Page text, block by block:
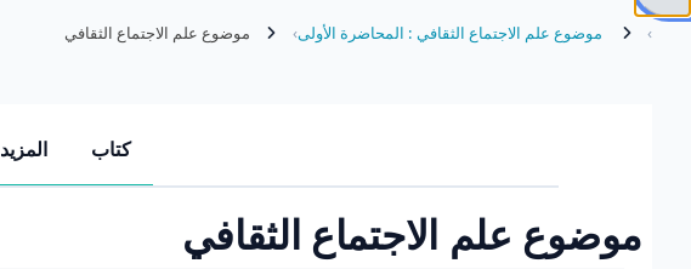
موضوع علم الاجتماع الثقافي : المحاضرة الأولى موضوع علم الاجتماع الثقافي
كتاب المزيد
موضوع علم الاجتماع الثقافي